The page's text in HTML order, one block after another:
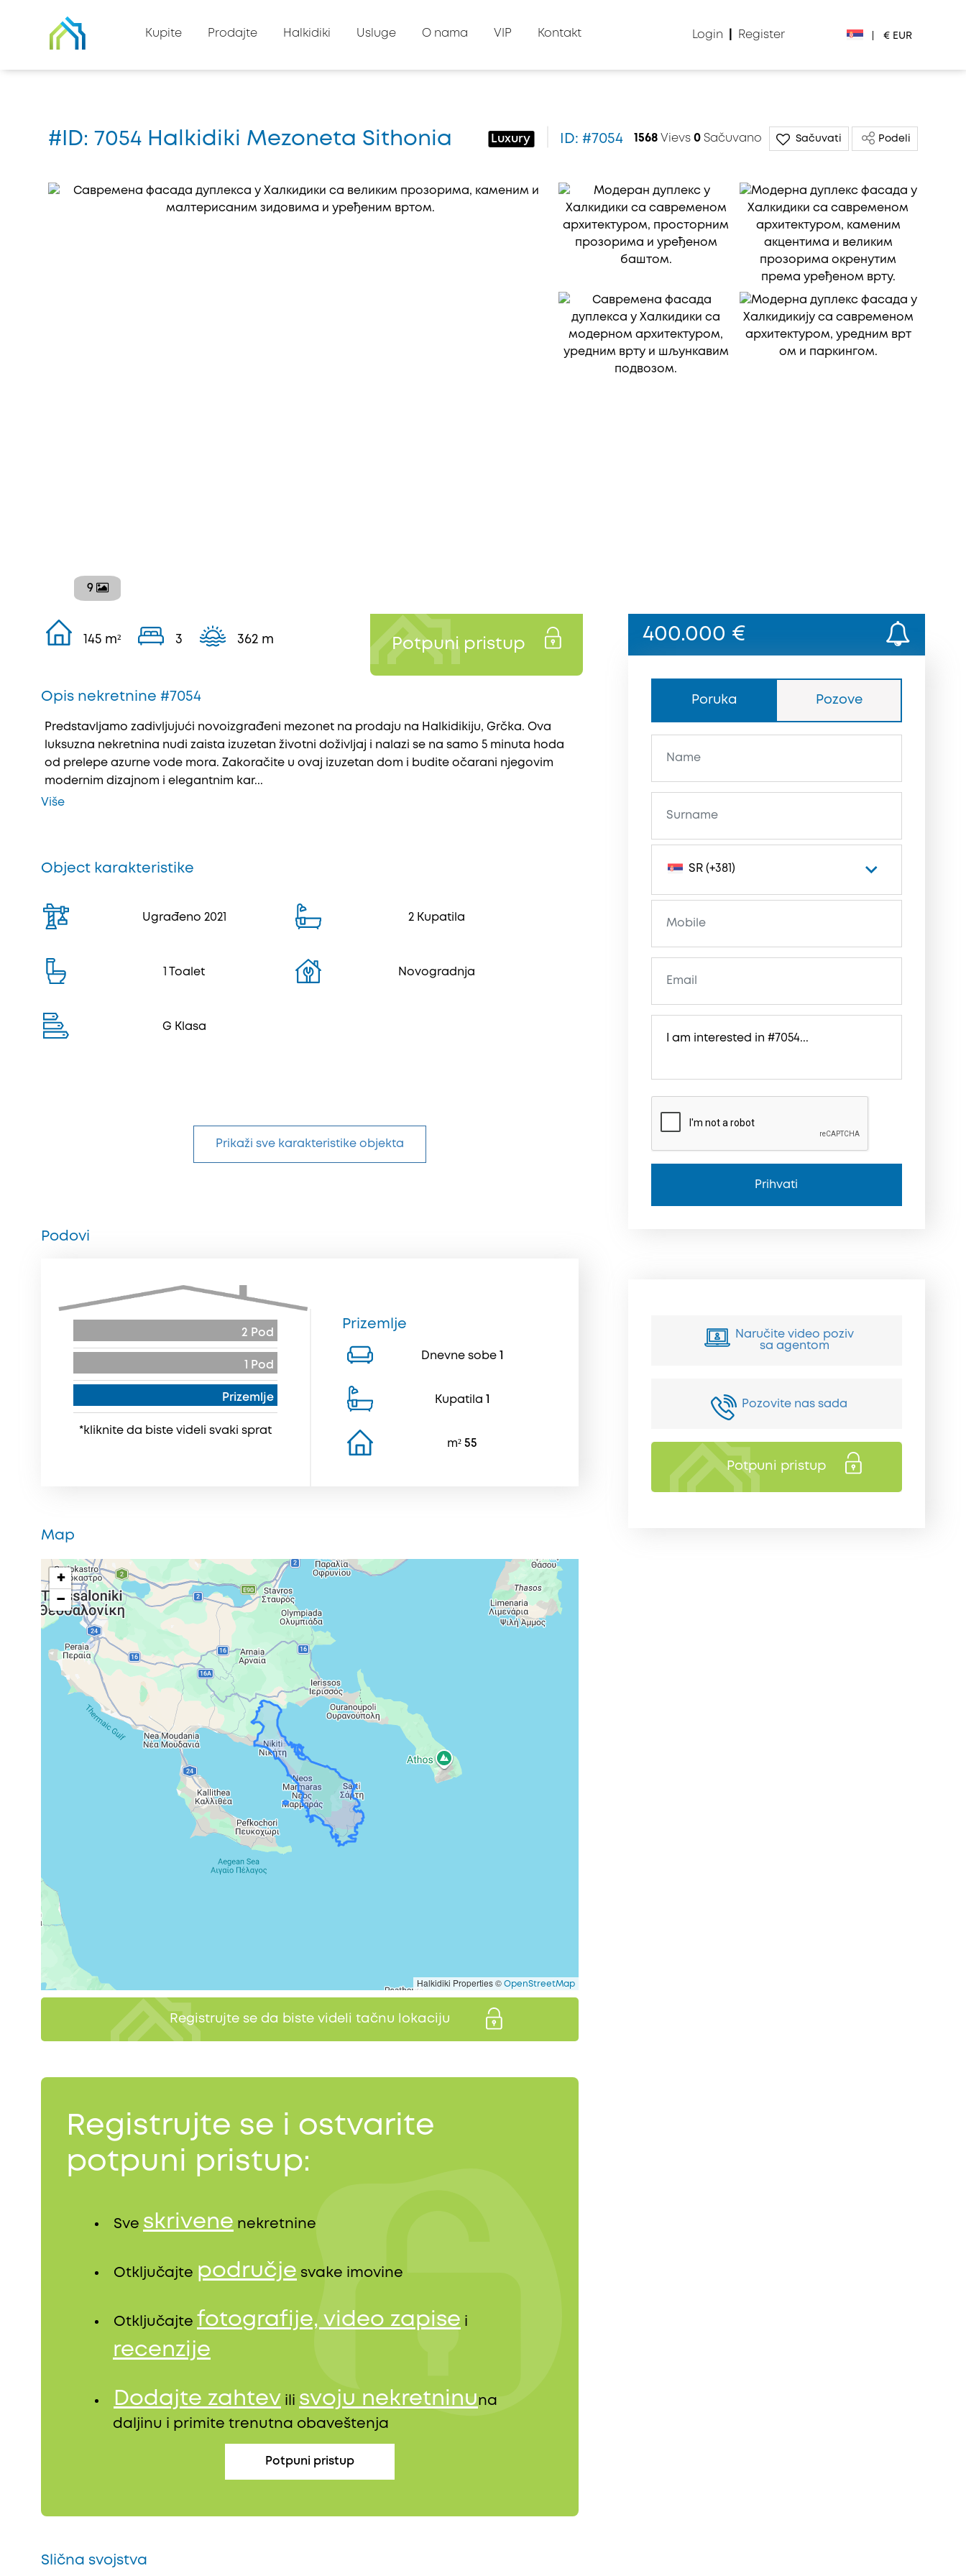
Kupite Prodajte Halkidiki Usluge O nama VIP Kontakt Login Register € EUR
£ GBP
Лв. BGN
din RSD
₽ RUB
#ID: 7054 Halkidiki Mezoneta Sithonia Luxury ID: #7054 1568Vievs 0Sačuvano Sačuvati Podeli
9
145 m² 3 362 m Potpuni pristup
Opis nekretnine #7054
Predstavljamo zadivljuјući novoizgrađeni mezonet na prodaјu na Halkidikiјu, Grčka. Ova
luksuzna nekretnina nudi zaista izuzetan životni doživljaј i nalazi se na samo 5 minuta hoda
od prelepe azurne vode mora. Zakoračite u ovaј izuzetan dom i budite očarani njegovim
modernim dizaјnom i elegantnim kar...
Više
Object karakteristike
Ugrađeno 2021 2 Kupatila
1 Toalet Novogradnja
G Klasa
Prikaži sve karakteristike objekta
Podovi
2 Pod
1 Pod
Prizemlje
*kliknite da biste videli svaki sprat
Prizemlje
Dnevne sobe
Kupatila
m² 55
Map
+
−
Halkidiki Properties © OpenStreetMap
Registrujte se da biste videli tačnu lokaciju
Registrujte se i ostvarite
potpuni pristup:
Sve skrivene nekretnine
Otključajte područje svake imovine
Otključajte fotografije, video zapise i
recenzije
Dodajte zahtev ili svoju nekretninuna
daljinu i primite trenutna obaveštenja
Potpuni pristup
400.000 €
Poruka Pozove
SR (+381)
Prihvati
Naručite video poziv
sa agentom
Pozovite nas sada
Potpuni pristup
Slična svojstva